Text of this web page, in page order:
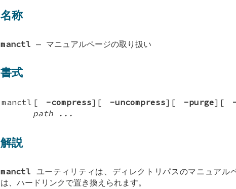
名称
manctl — マニュアルページの取り扱い
書式
manctl [ -compress][ -uncompress][ -purge][
path ...
解説
manctl ユーティリティは、ディレクトリパスのマニュア
は、ハードリンクで置き換えられます。